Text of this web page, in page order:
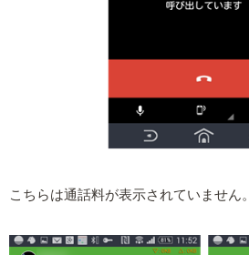
こちらは通話料が表示されていません。